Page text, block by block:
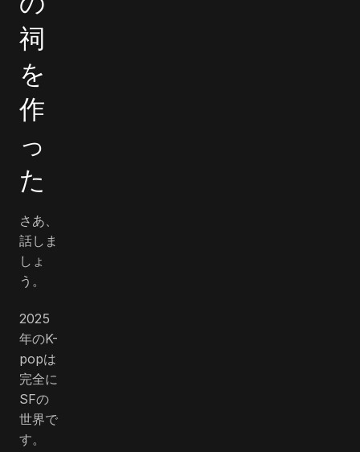
祠
を
作
っ
た
さあ、
話しま
しょ
う。
2025
年のK-
popは
完全に
SFの
世界で
す。